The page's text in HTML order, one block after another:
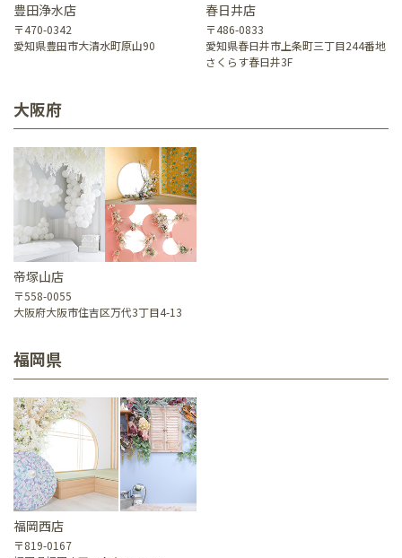
豊田浄水店
〒470-0342
愛知県豊田市大清水町原山90
春日井店
〒486-0833
愛知県春日井市上条町三丁目244番地
さくらす春日井3F
大阪府
帝塚山店
〒558-0055
大阪府大阪市住吉区万代3丁目4-13
福岡県
福岡西店
〒819-0167